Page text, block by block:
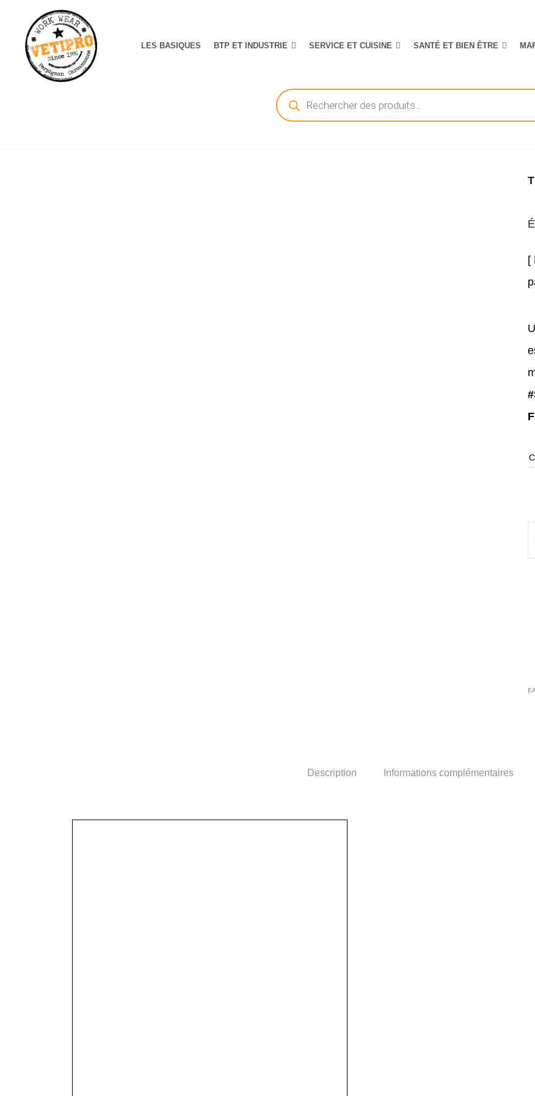
LES BASIQUES BTP ET INDUSTRIE SERVICE ET CUISINE SANTÉ ET BIEN ÊTRE
Recherche
de
produits
[
Description Informations complémentaires